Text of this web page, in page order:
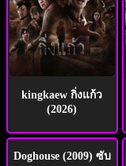
kingkaew กิ่งแก้ว
(2026)
Doghouse (2009) ซับ